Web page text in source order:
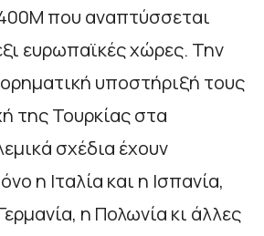
που αναπτύσσεται
ευρωπαϊκές χώρες. Την
υποστήριξή τους
της Τουρκίας στα
σχέδια έχουν
η Ιταλία και η Ισπανία,
η Πολωνία κι άλλες